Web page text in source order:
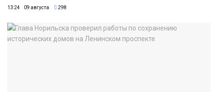
13:24 09 августа 298